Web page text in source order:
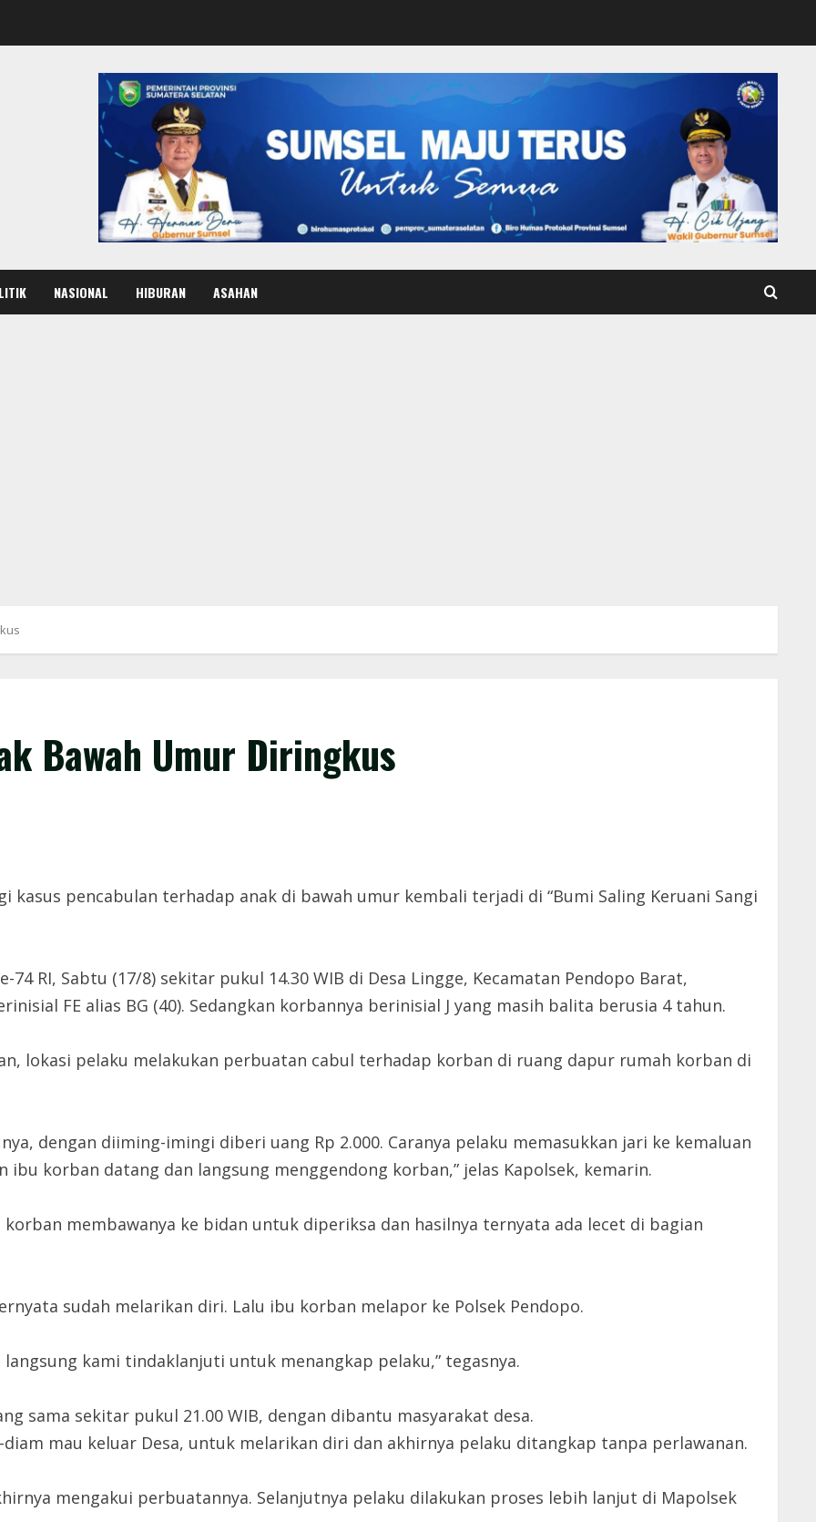
NASIONAL HIBURAN ASAHAN
Bawah Umur Diringkus
kasus pencabulan terhadap anak di bawah umur kembali terjadi di “Bumi Saling Keruani Sangi
RI, Sabtu (17/8) sekitar pukul 14.30 WIB di Desa Lingge, Kecamatan Pendopo Barat,
FE alias BG (40). Sedangkan korbannya berinisial J yang masih balita berusia 4 tahun.
lokasi pelaku melakukan perbuatan cabul terhadap korban di ruang dapur rumah korban di
dengan diiming-imingi diberi uang Rp 2.000. Caranya pelaku memasukkan jari ke kemaluan
korban datang dan langsung menggendong korban,” jelas Kapolsek, kemarin.
membawanya ke bidan untuk diperiksa dan hasilnya ternyata ada lecet di bagian
sudah melarikan diri. Lalu ibu korban melapor ke Polsek Pendopo.
kami tindaklanjuti untuk menangkap pelaku,” tegasnya.
sama sekitar pukul 21.00 WIB, dengan dibantu masyarakat desa.
mau keluar Desa, untuk melarikan diri dan akhirnya pelaku ditangkap tanpa perlawanan.
mengakui perbuatannya. Selanjutnya pelaku dilakukan proses lebih lanjut di Mapolsek